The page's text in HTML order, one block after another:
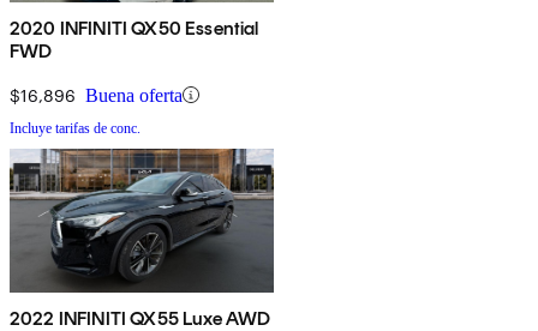
2020 INFINITI QX50 Essential
FWD
$16,896 Buena oferta
Incluye tarifas de conc.
2022 INFINITI QX55 Luxe AWD